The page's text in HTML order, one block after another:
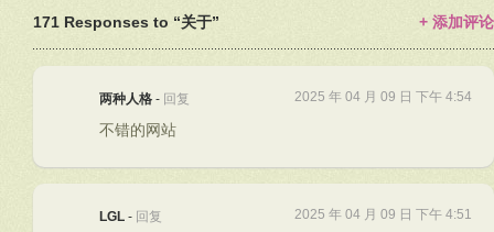
+ 添加评论
171 Responses to “关于”
两种人格 - 回复 2025 年 04 月 09 日 下午 4:54
不错的网站
LGL - 回复 2025 年 04 月 09 日 下午 4:51